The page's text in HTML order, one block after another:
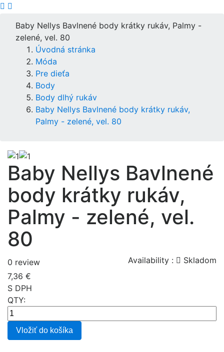
Baby Nellys Bavlnené body krátky rukáv, Palmy -
zelené, vel. 80
Úvodná stránka
Móda
Pre dieťa
Body
Body dlhý rukáv
Baby Nellys Bavlnené body krátky rukáv,
Palmy - zelené, vel. 80
Baby Nellys Bavlnené
body krátky rukáv,
Palmy - zelené, vel.
80
0 review Availability :
Skladom
7,36 €
S DPH
QTY:
Vložiť do košíka